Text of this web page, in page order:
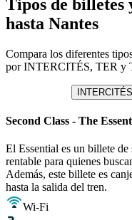
Tipos de billetes
hasta Nantes
Compara los diferentes
por INTERCITÉS, TER y
INTERCITÉS
Second Class - The
El Essential es un billete
rentable para quienes
Además, este billete es
hasta la salida del tren.
Wi-Fi